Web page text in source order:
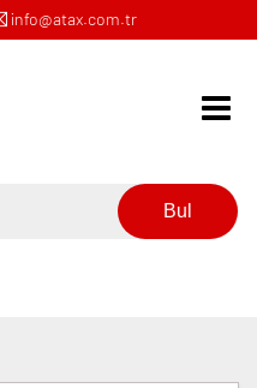
info@atax.com.tr
Bul